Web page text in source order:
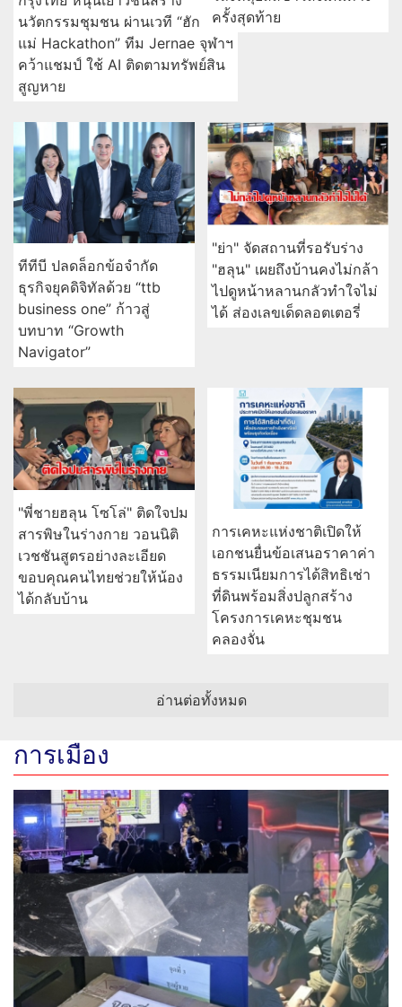
นวัตกรรมชุมชน ผ่านเวที “ฮัก
แม่ Hackathon” ทีม Jernae จุฬาฯ
คว้าแชมป์ ใช้ AI ติดตามทรัพย์สิน
สูญหาย
ครั้งสุดท้าย
ทีทีบี ปลดล็อกข้อจำกัด
ธุรกิจยุคดิจิทัลด้วย “ttb
business one” ก้าวสู่
บทบาท “Growth
Navigator”
"ย่า" จัดสถานที่รอรับร่าง
"ฮลุน" เผยถึงบ้านคงไม่กล้า
ไปดูหน้าหลานกลัวทำใจไม่
ได้ ส่องเลขเด็ดลอตเตอรี่
"พี่ชายฮลุน โซโล่" ติดใจปม
สารพิษในร่างกาย วอนนิติ
เวชชันสูตรอย่างละเอียด
ขอบคุณคนไทยช่วยให้น้อง
ได้กลับบ้าน
การเคหะแห่งชาติเปิดให้
เอกชนยื่นข้อเสนอราคาค่า
ธรรมเนียมการได้สิทธิเช่า
ที่ดินพร้อมสิ่งปลูกสร้าง
โครงการเคหะชุมชน
คลองจั่น
อ่านต่อทั้งหมด
การเมือง